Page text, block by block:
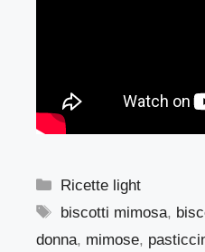
Categorie
Ricette light
Tag
biscotti mimosa,
donna, mimose,